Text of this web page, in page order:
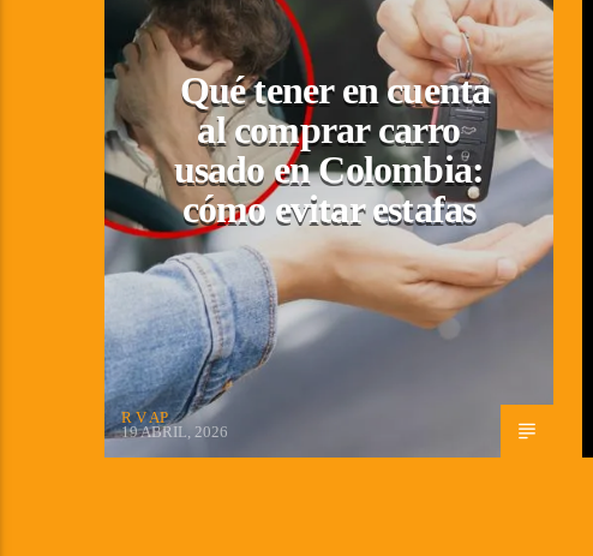
Qué tener en cuenta
al comprar carro
usado en Colombia:
cómo evitar estafas
R V AP
19 ABRIL, 2026